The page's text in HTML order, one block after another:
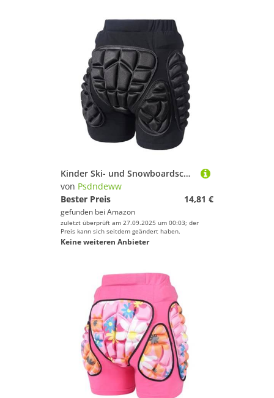
Kinder Ski- und Snowboardschuhe mit verstellbaren, gepolsterten Polstern
von Psdndeww
Bester Preis
14,81 €
gefunden bei Amazon
zuletzt überprüft am 27.09.2025 um 00:03; der
Preis kann sich seitdem geändert haben.
Keine weiteren Anbieter